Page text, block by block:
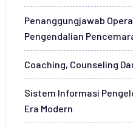
Penanggungjawab
Pengendalian
Coaching, Counseling
Sistem Informasi
Era Modern